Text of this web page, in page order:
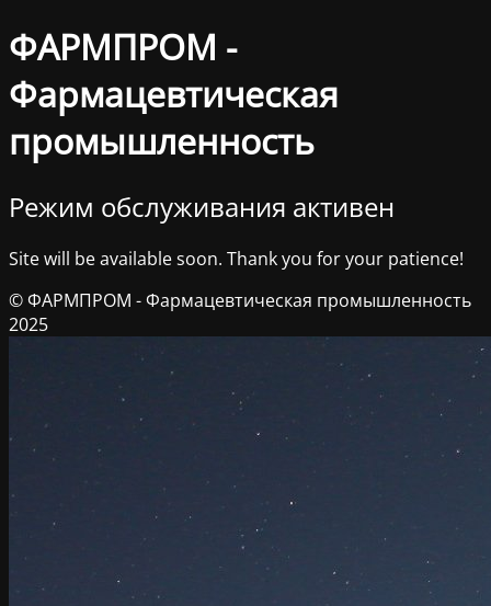
ФАРМПРОМ -
Фармацевтическая
промышленность
Режим обслуживания активен
Site will be available soon. Thank you for your patience!
© ФАРМПРОМ - Фармацевтическая промышленность
2025